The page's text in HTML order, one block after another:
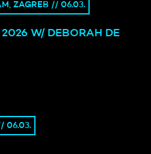
ZAGREB // 06.03.
W/ DEBORAH DE
06.03.